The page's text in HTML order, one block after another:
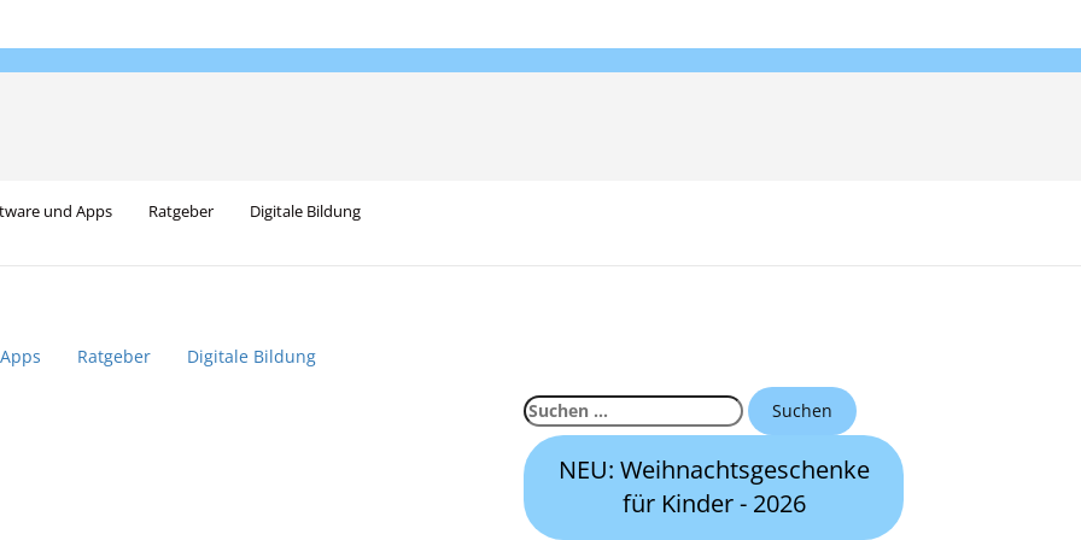
und Apps Ratgeber Digitale Bildung
Ratgeber Digitale Bildung
Suchen
nach:
NEU: Weihnachtsgeschenke
für Kinder - 2026